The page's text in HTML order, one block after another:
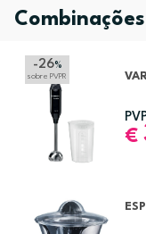
-26%
sobre PVPR
€